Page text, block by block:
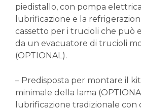
piedistallo, con pompa
lubrificazione e la
cassetto per i trucioli che può
da un evacuatore di trucioli
(OPTIONAL).
– Predisposta per montare il
minimale della lama
lubrificazione tradizionale con